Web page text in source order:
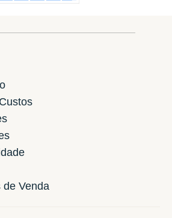
de Venda